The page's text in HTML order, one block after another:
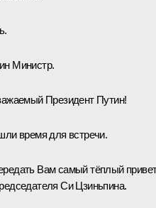
Министр.
Президент Путин!
время для встречи.
Вам самый тёплый
Си Цзиньпина.